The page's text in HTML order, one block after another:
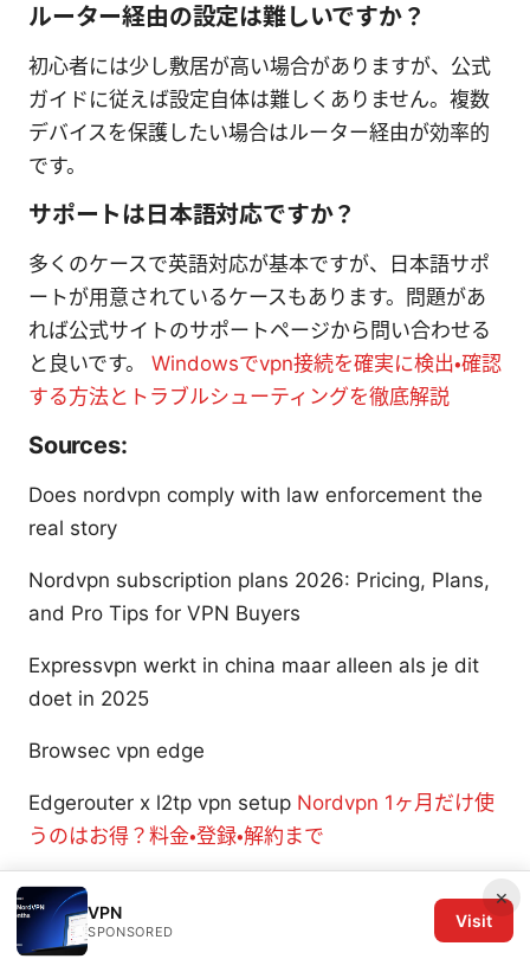
ルーター経由の設定は難しいですか？
初心者には少し敷居が高い場合がありますが、公式
ガイドに従えば設定自体は難しくありません。複数
デバイスを保護したい場合はルーター経由が効率的
です。
サポートは日本語対応ですか？
多くのケースで英語対応が基本ですが、日本語サポ
ートが用意されているケースもあります。問題があ
れば公式サイトのサポートページから問い合わせる
と良いです。 Windowsでvpn接続を確実に検出・確認
する方法とトラブルシューティングを徹底解説
Sources:
Does nordvpn comply with law enforcement the
real story
Nordvpn subscription plans 2026: Pricing, Plans,
and Pro Tips for VPN Buyers
Expressvpn werkt in china maar alleen als je dit
doet in 2025
Browsec vpn edge
Edgerouter x l2tp vpn setup Nordvpn 1ヶ月だけ使
うのはお得？料金・登録・解約まで
×
VPN
SPONSORED
Visit